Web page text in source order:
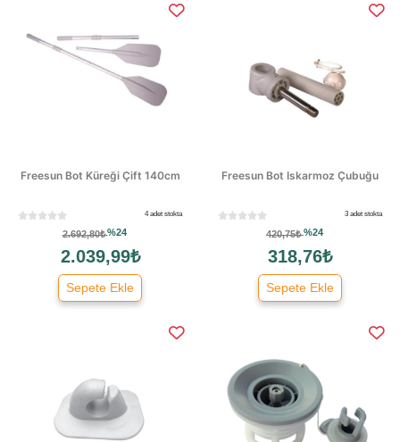
Freesun Bot Küreği Çift 140cm
4 adet stokta
2.692,80₺%24
2.039,99₺
Sepete Ekle
Freesun Bot Iskarmoz Çubuğu
3 adet stokta
420,75₺%24
318,76₺
Sepete Ekle